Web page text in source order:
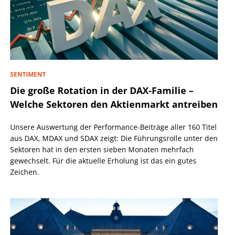
SENTIMENT
Die große Rotation in der DAX-Familie –
Welche Sektoren den Aktienmarkt antreiben
Unsere Auswertung der Performance-Beiträge aller 160 Titel
aus DAX, MDAX und SDAX zeigt: Die Führungsrolle unter den
Sektoren hat in den ersten sieben Monaten mehrfach
gewechselt. Für die aktuelle Erholung ist das ein gutes
Zeichen.